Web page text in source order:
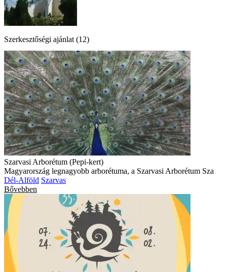
Szerkesztőségi ajánlat (12)
Szarvasi Arborétum (Pepi-kert)
Magyarország legnagyobb arborétuma, a Szarvasi Arborétum Sza
Dél-Alföld Szarvas
Bővebben